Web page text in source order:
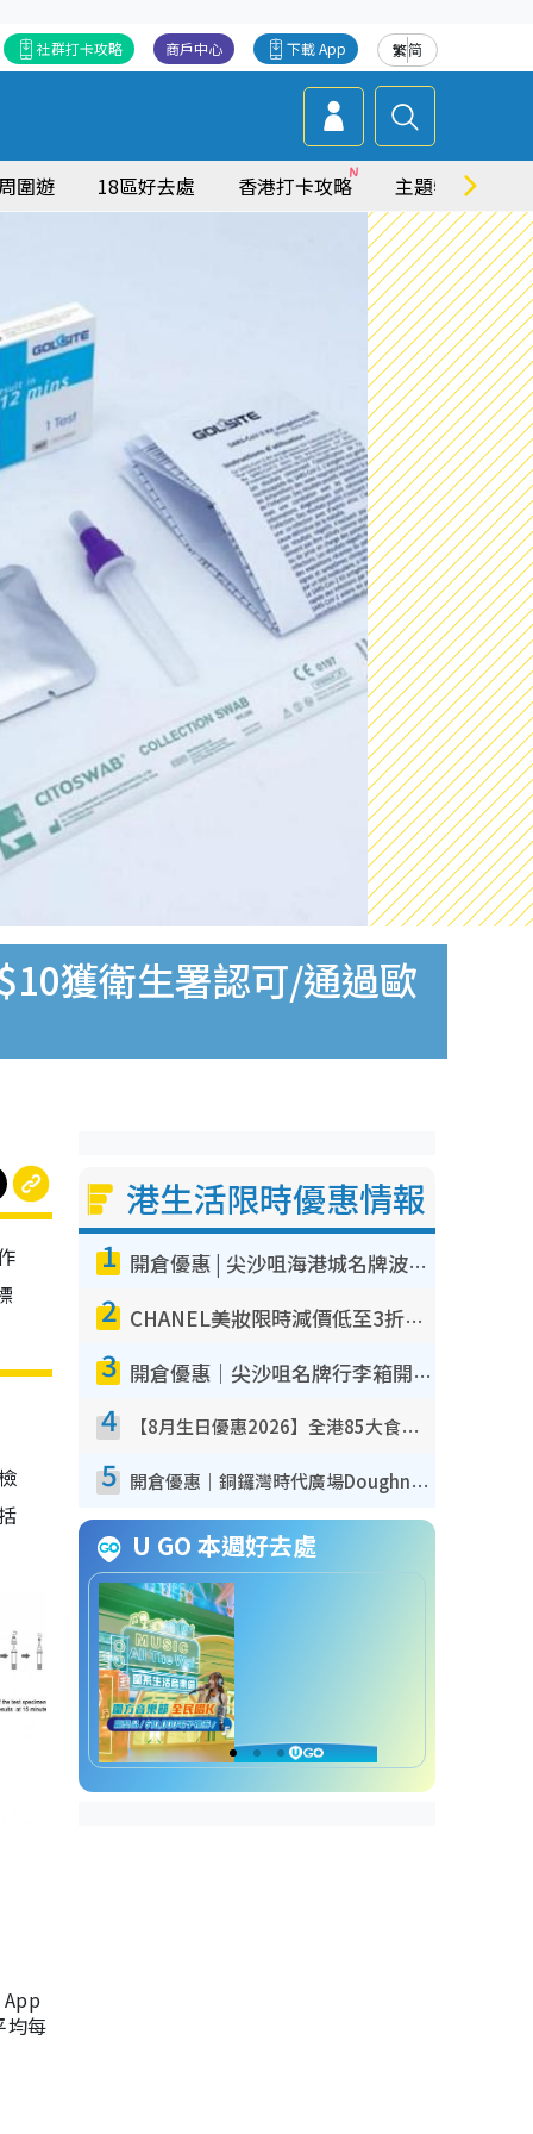
繁简
下載 App
商戶中心
社群打卡攻略
圍遊 18區好去處 香港打卡攻略 主題特集
獲衛生署認可/通過歐
均每
港生活限時優惠情報
1 開倉優惠 | 尖沙咀海港城名牌波鞋開倉低至1折！On鞋$899起／Joy&Peace鞋履$98起
2 CHANEL美妝限時減價低至3折！人氣粉底/唇膏/精華液低至$275！COCO香水都有平
3 開倉優惠｜尖沙咀名牌行李箱開倉低至4折！一連5日 American Tourister/ace./Hallmark $200起！
4 【8月生日優惠2026】全港85大食買玩著數攻略 自助餐/火鍋放題同行免費＋誠品/DONKI送現金券
5 開倉優惠｜銅鑼灣時代廣場Doughnut/Campo Marzio開倉低至1折！背囊、書包、手袋劈價$200起
U GO 本週好去處